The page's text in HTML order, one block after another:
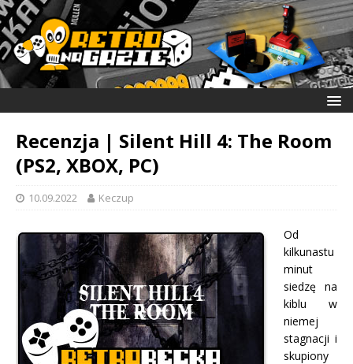
Recenzja | Silent Hill 4: The Room
(PS2, XBOX, PC)
10.09.2022 Keczup
Od
kilkunastu
minut
siedzę na
kiblu w
niemej
stagnacji i
skupiony